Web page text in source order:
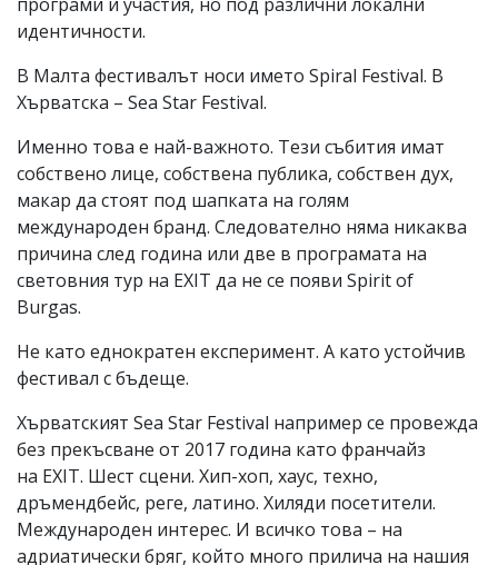
идентичности.
В Малта фестивалът носи името Spiral Festival. В
Хърватска – Sea Star Festival.
Именно това е най-важното. Тези събития имат
собствено лице, собствена публика, собствен дух,
макар да стоят под шапката на голям
международен бранд. Следователно няма никаква
причина след година или две в програмата на
световния тур на EXIT да не се появи Spirit of
Burgas.
Не като еднократен експеримент. А като устойчив
фестивал с бъдеще.
Хърватският Sea Star Festival например се провежда
без прекъсване от 2017 година като франчайз
на EXIT. Шест сцени. Хип-хоп, хаус, техно,
дръмендбейс, реге, латино. Хиляди посетители.
Международен интерес. И всичко това – на
адриатически бряг, който много прилича на нашия